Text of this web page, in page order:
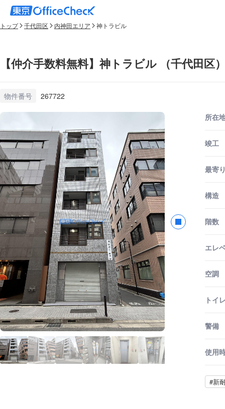
トップ 千代田区 内神田エリア 神トラビル
【仲介手数料無料】神トラビル （千代田区
物件番号 267722
所在
竣工
最寄
構造
階数
エレ
空調
トイ
警備
使用
#新